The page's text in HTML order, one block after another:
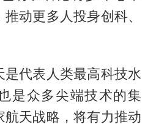
动更多人投身创科、
代表人类最高科技水
是众多尖端技术的集
航天战略，将有力推动